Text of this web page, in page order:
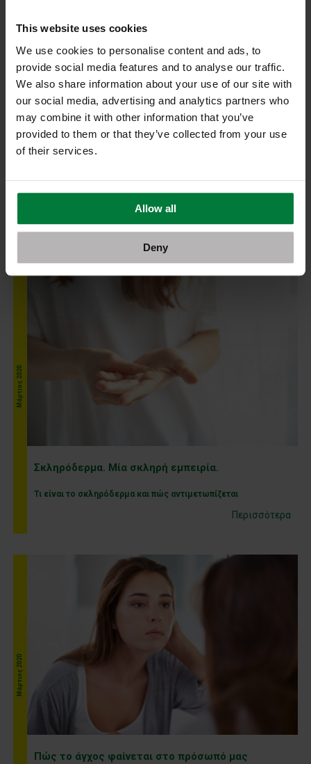
This website uses cookies
We use cookies to personalise content and ads, to
provide social media features and to analyse our traffic.
We also share information about your use of our site with
our social media, advertising and analytics partners who
may combine it with other information that you’ve
provided to them or that they’ve collected from your use
of their services.
Allow all
Deny
Μάρτιος 2020
Άνδρες στην ακμή τους – κυριολεκτικά.
Πώς αντιμετωπίζεται η ακμή στους άνδρες
Περισσότερα
Μάρτιος 2020
Σκληρόδερμα. Μία σκληρή εμπειρία.
Τι είναι το σκληρόδερμα και πώς αντιμετωπίζεται
Περισσότερα
Μάρτιος 2020
Πώς το άγχος φαίνεται στο πρόσωπό μας